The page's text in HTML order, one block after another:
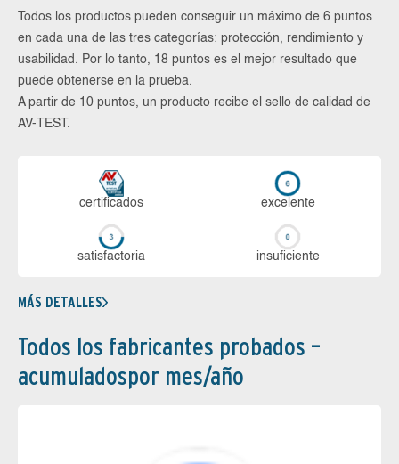
Todos los productos pueden conseguir un máximo de 6 puntos
en cada una de las tres categorías: protección, rendimiento y
usabilidad. Por lo tanto, 18 puntos es el mejor resultado que
puede obtenerse en la prueba.
A partir de 10 puntos, un producto recibe el sello de calidad de
AV-TEST.
certi­ficados ex­ce­len­te
sa­tis­fac­to­ria in­su­fi­cien­te
MÁS DETALLES
Todos los fabricantes probados –
acumuladospor mes/año